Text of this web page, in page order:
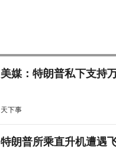
美媒：特朗普私下支持
天下事
特朗普所乘直升机遭遇